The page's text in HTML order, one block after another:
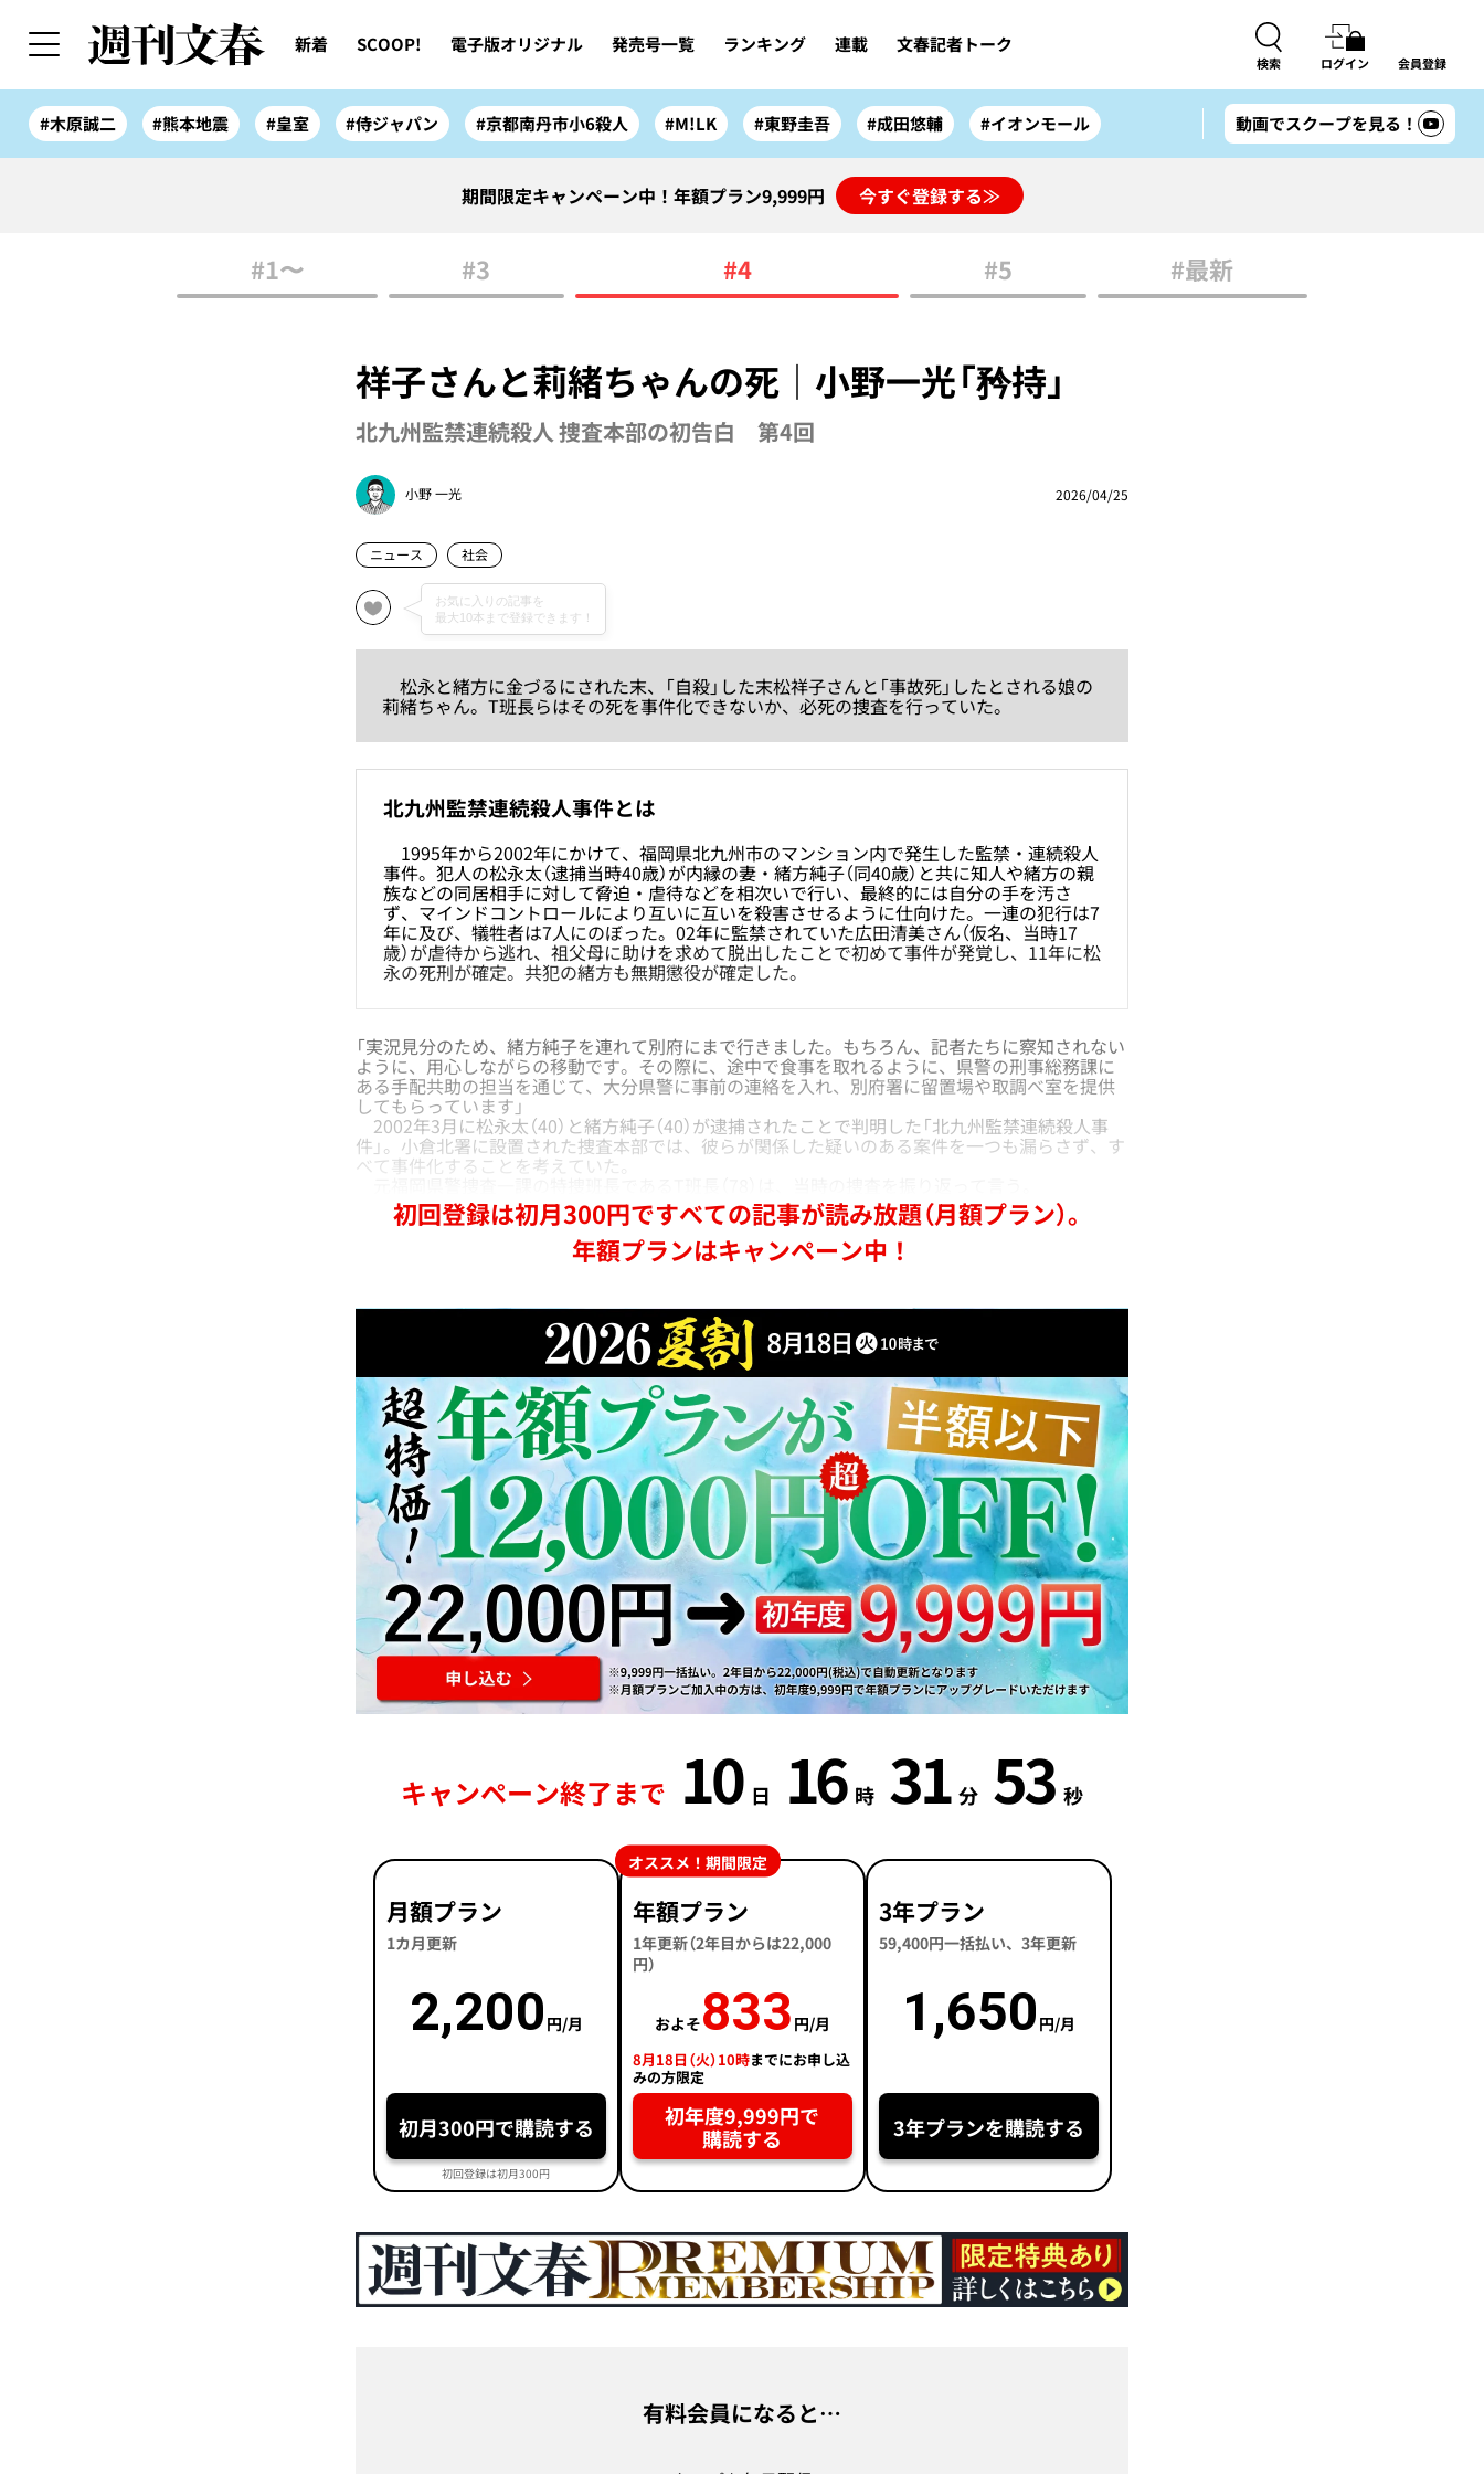
新着 SCOOP! 電子版オリジナル 発売号一覧 ランキング 連載 文春記者トーク
検索 ログイン 会員登録
#木原誠二 #熊本地震 #皇室 #侍ジャパン #京都南丹市小6殺人 #M!LK #東野圭吾 #成田悠輔 #イオンモール 動画でスクープを見る！
期間限定キャンペーン中！年額プラン9,999円 今すぐ登録する≫
#1〜 #3 #4 #5 #最新
祥子さんと莉緒ちゃんの死｜小野一光「矜持」
北九州監禁連続殺人 捜査本部の初告白 第4回
小野 一光 2026/04/25
ニュース 社会
松永と緒方に金づるにされた末、「自殺」した末松祥子さんと「事故死」したとされる娘の
莉緒ちゃん。T班長らはその死を事件化できないか、必死の捜査を行っていた。
北九州監禁連続殺人事件とは
1995年から2002年にかけて、福岡県北九州市のマンション内で発生した監禁・連続殺人
事件。犯人の松永太（逮捕当時40歳）が内縁の妻・緒方純子（同40歳）と共に知人や緒方の親
族などの同居相手に対して脅迫・虐待などを相次いで行い、最終的には自分の手を汚さ
ず、マインドコントロールにより互いに互いを殺害させるように仕向けた。一連の犯行は7
年に及び、犠牲者は7人にのぼった。02年に監禁されていた広田清美さん（仮名、当時17
歳）が虐待から逃れ、祖父母に助けを求めて脱出したことで初めて事件が発覚し、11年に松
永の死刑が確定。共犯の緒方も無期懲役が確定した。
「実況見分のため、緒方純子を連れて別府にまで行きました。もちろん、記者たちに察知されない
ように、用心しながらの移動です。その際に、途中で食事を取れるように、県警の刑事総務課に
ある手配共助の担当を通じて、大分県警に事前の連絡を入れ、別府署に留置場や取調べ室を提供
してもらっています」
2002年3月に松永太（40）と緒方純子（40）が逮捕されたことで判明した「北九州監禁連続殺人事
件」。小倉北署に設置された捜査本部では、彼らが関係した疑いのある案件を一つも漏らさず、す
べて事件化することを考えていた。
初回登録は初月300円ですべての記事が読み放題（月額プラン）。
年額プランはキャンペーン中！
キャンペーン終了まで 10 日 16 時 31 分 52 秒
月額プラン
1カ月更新
2,200 円/月
初月300円で購読する
初回登録は初月300円
年額プラン
1年更新（2年目からは22,000
円）
およそ833 円/月
8月18日（火）10時までにお申し込
みの方限定
初年度9,999円で
購読する
オススメ！期間限定
3年プラン
59,400円一括払い、3年更新
1,650 円/月
3年プランを購読する
有料会員になると…